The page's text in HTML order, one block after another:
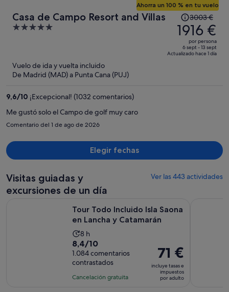
Casa de Campo Resort and Villas
5
5
Ahorra un 100 % en tu vuelo
El
precio
era
de
3003 €,
3003 €
1916 €
por persona
6 sept - 13 sept
Actualizado hace 1 día
Vuelo de ida y vuelta incluido
De Madrid (MAD) a Punta Cana (PUJ)
9,6/10 ¡Excepcional! (1032 comentarios)
Me gustó solo el Campo de golf muy caro
Comentario del 1 de ago de 2026
Elegir fechas
Visitas guiadas y
excursiones de un día
Ver las 443 actividades
Tour Todo Incluido Isla Saona
en Lancha y Catamarán
La
duración
de
la
actividad
8 h
8.4
sobre
10
con
8,4/10
1.084 comentarios
contrastados
Cancelación gratuita
El
precio
es
de
71 €
incluye tasas e
impuestos
por adulto